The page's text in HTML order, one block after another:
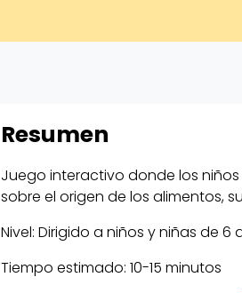
Resumen
Juego interactivo donde los
sobre el origen de los alimentos,
Nivel: Dirigido a niños y niñas de 6
Tiempo estimado: 10-15 minutos